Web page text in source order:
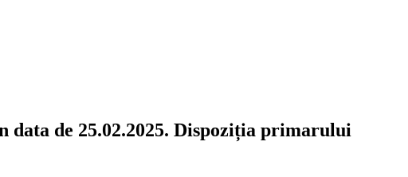
de 25.02.2025. Dispoziția primarului